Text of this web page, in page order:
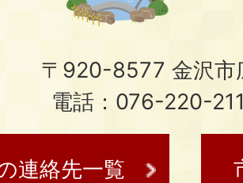
〒920-8577 金沢市
電話：076-220-
連絡先一覧